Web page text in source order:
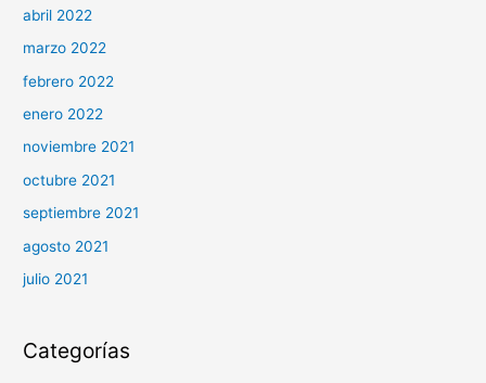
abril 2022
marzo 2022
febrero 2022
enero 2022
noviembre 2021
octubre 2021
septiembre 2021
agosto 2021
julio 2021
Categorías